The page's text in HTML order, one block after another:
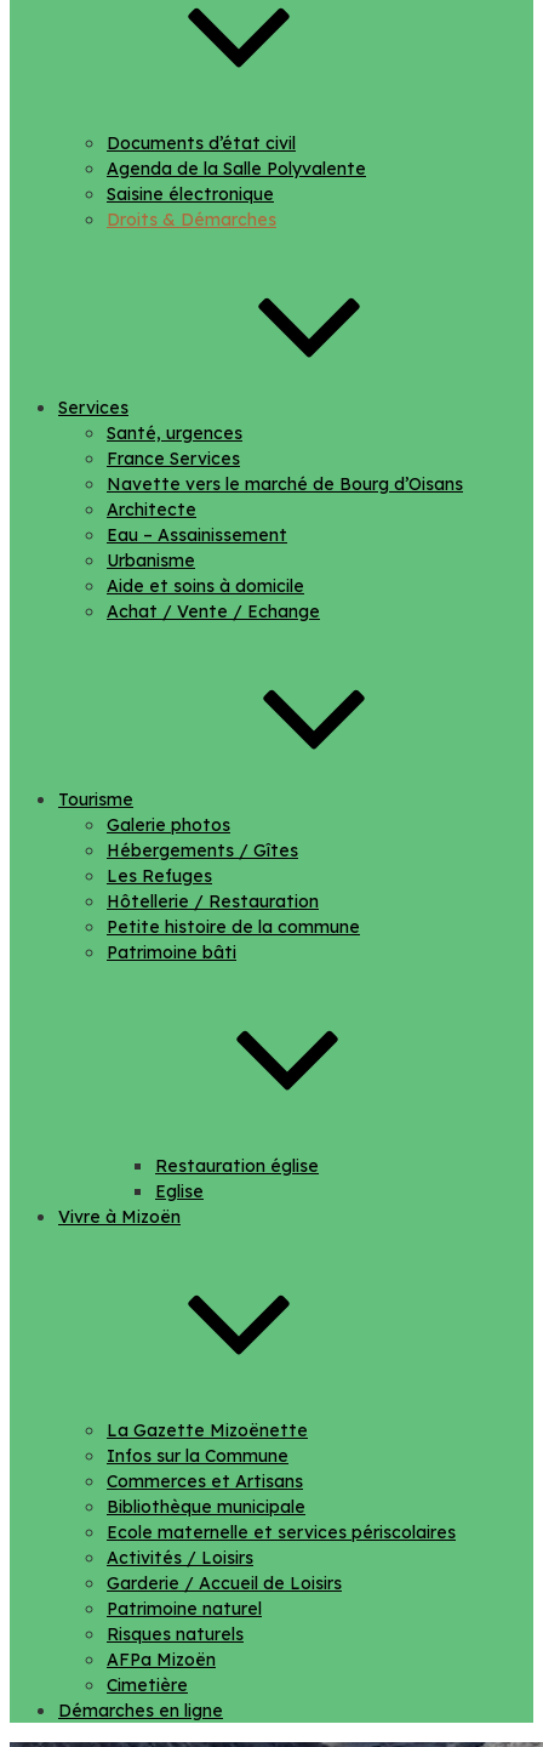
Documents d’état civil
Agenda de la Salle Polyvalente
Saisine électronique
Droits & Démarches
Services
Santé, urgences
France Services
Navette vers le marché de Bourg d’Oisans
Architecte
Eau – Assainissement
Urbanisme
Aide et soins à domicile
Achat / Vente / Echange
Tourisme
Galerie photos
Hébergements / Gîtes
Les Refuges
Hôtellerie / Restauration
Petite histoire de la commune
Patrimoine bâti
Restauration église
Eglise
Vivre à Mizoën
La Gazette Mizoënette
Infos sur la Commune
Commerces et Artisans
Bibliothèque municipale
Ecole maternelle et services périscolaires
Activités / Loisirs
Garderie / Accueil de Loisirs
Patrimoine naturel
Risques naturels
AFPa Mizoën
Cimetière
Démarches en ligne